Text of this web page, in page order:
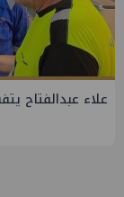
جنوب الوادي تنظم